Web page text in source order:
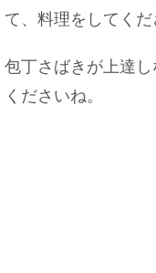
て、料理をしてくだ
包丁さばきが上達
くださいね。